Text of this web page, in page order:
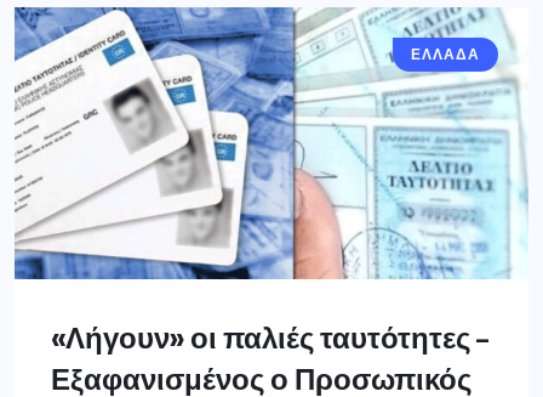
ΕΛΛΑΔΑ
«Λήγουν» οι παλιές ταυτότητες –
Εξαφανισμένος ο Προσωπικός